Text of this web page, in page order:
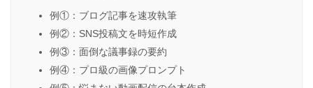
例①：ブログ記事を速攻執筆
例②：SNS投稿文を時短作成
例③：面倒な議事録の要約
例④：プロ級の画像プロンプト